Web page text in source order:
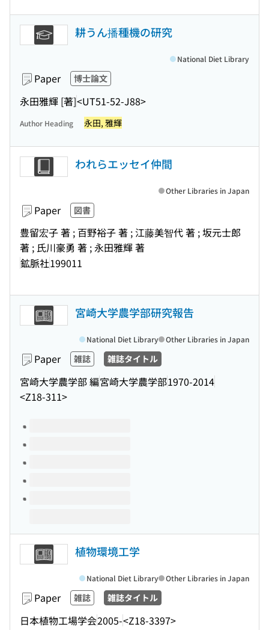
耕うん播種機の研究
Paper 博士論文
永田雅輝 [著]<UT51-52-J88>
National Diet Library
Author Heading 永田, 雅輝
われらエッセイ仲間
Paper 図書
豊留宏子 著 ; 百野裕子 著 ; 江藤美智代 著 ; 坂元士郎
著 ; 氏川豪勇 著 ; 永田雅輝 著
鉱脈社199011
Other Libraries in Japan
宮崎大学農学部研究報告
Paper 雑誌 雑誌タイトル
宮崎大学農学部 編宮崎大学農学部1970-2014
<Z18-311>
National Diet Library Other Libraries in Japan
Volumes of this title
植物環境工学
Paper 雑誌 雑誌タイトル
日本植物工場学会2005-<Z18-3397>
National Diet Library Other Libraries in Japan